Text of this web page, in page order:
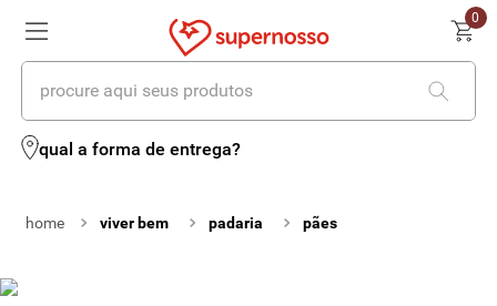
0
procure aqui seus produtos
qual a forma de entrega?
viver bem padaria pães
termos mais buscados
2º leite